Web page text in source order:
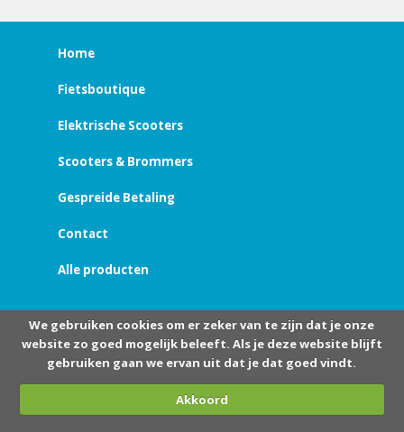
Home
Fietsboutique
Elektrische Scooters
Scooters & Brommers
Gespreide Betaling
Contact
Alle producten
We gebruiken cookies om er zeker van te zijn dat je onze
website zo goed mogelijk beleeft. Als je deze website blijft
gebruiken gaan we ervan uit dat je dat goed vindt.
Akkoord